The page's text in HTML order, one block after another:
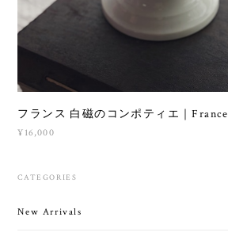
フランス 白磁のコンポティエ｜France
¥16,000
CATEGORIES
New Arrivals